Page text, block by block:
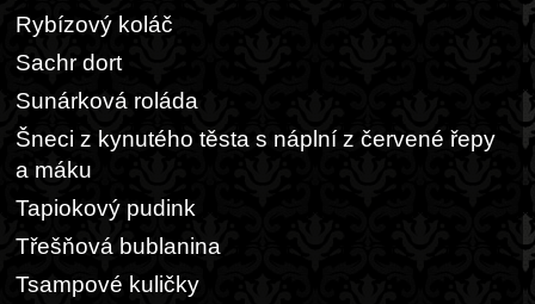
Rybízový koláč
Sachr dort
Sunárková roláda
Šneci z kynutého těsta s náplní z červené řepy
a máku
Tapiokový pudink
Třešňová bublanina
Tsampové kuličky